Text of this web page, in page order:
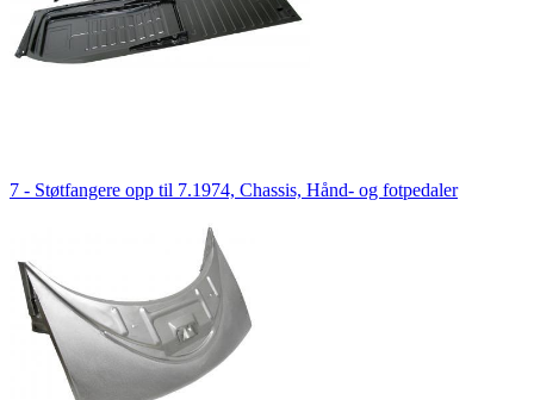
7 - Støtfangere opp til 7.1974, Chassis, Hånd- og fotpedaler